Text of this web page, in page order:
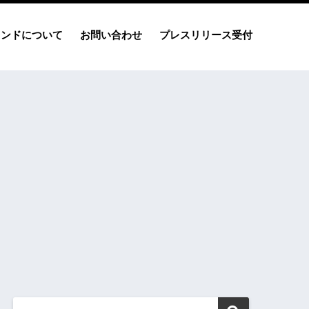
ドについて お問い合わせ プレスリリース受付